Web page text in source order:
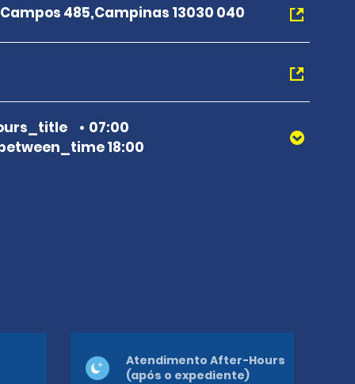
485,Campinas 13030 040
07:00
18:00
Atendimento After-Hours
(após o expediente)